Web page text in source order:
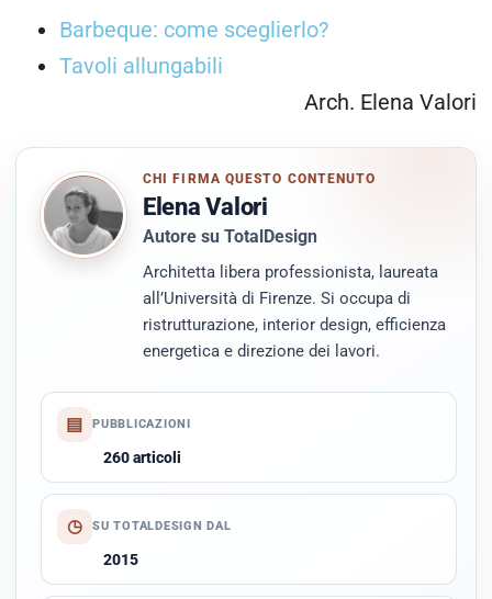
Barbeque: come sceglierlo?
Tavoli allungabili
Arch. Elena Valori
CHI FIRMA QUESTO CONTENUTO
Elena Valori
Autore su TotalDesign
Architetta libera professionista, laureata
all’Università di Firenze. Si occupa di
ristrutturazione, interior design, efficienza
energetica e direzione dei lavori.
▤ PUBBLICAZIONI
260 articoli
◷ SU TOTALDESIGN DAL
2015